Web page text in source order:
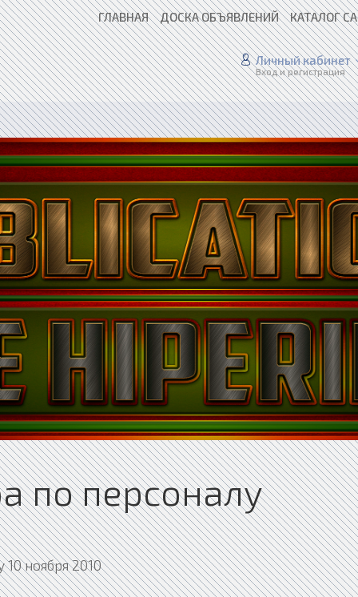
ГЛАВНАЯ ДОСКА ОБЪЯВЛЕНИЙ КАТАЛОГ
Личный кабинет
Вход и регистрация
по персоналу
ноября 2010